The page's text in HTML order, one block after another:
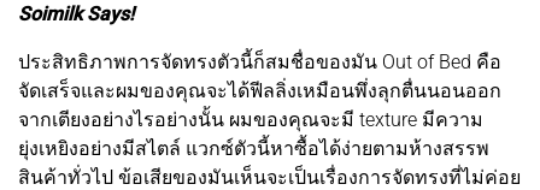
Soimilk Says!
ประสิทธิภาพการจัดทรงตัวนี้ก็สมชื่อของมัน Out of Bed คือ
จัดเสร็จและผมของคุณจะได้ฟีลลิ่งเหมือนพึ่งลุกตื่นนอนออก
จากเตียงอย่างไรอย่างนั้น ผมของคุณจะมี texture มีความ
ยุ่งเหยิงอย่างมีสไตล์ แวกซ์ตัวนี้หาซื้อได้ง่ายตามห้างสรรพ
สินค้าทั่วไป ข้อเสียของมันเห็นจะเป็นเรื่องการจัดทรงที่ไม่ค่อย